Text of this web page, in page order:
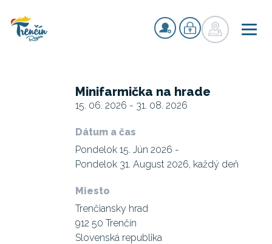
Minifarmička na hrade
15. 06. 2026 - 31. 08. 2026
Dátum a čas
Pondelok 15. Jún 2026 -
Pondelok 31. August 2026, každý deň
Miesto
Trenčiansky hrad
912 50 Trenčín
Slovenská republika